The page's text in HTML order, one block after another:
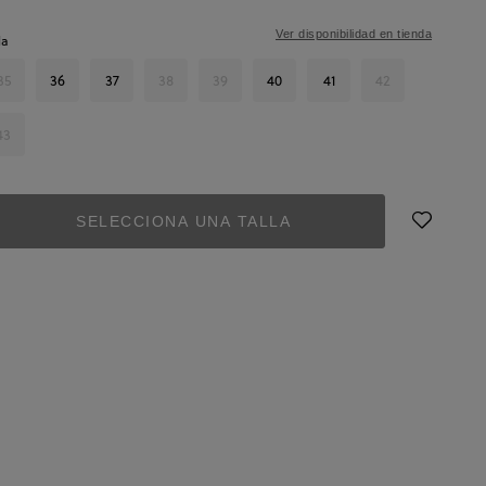
36 37 38 39 40 41 42
Ver disponibilidad en tienda
SELECCIONA UNA TALLA